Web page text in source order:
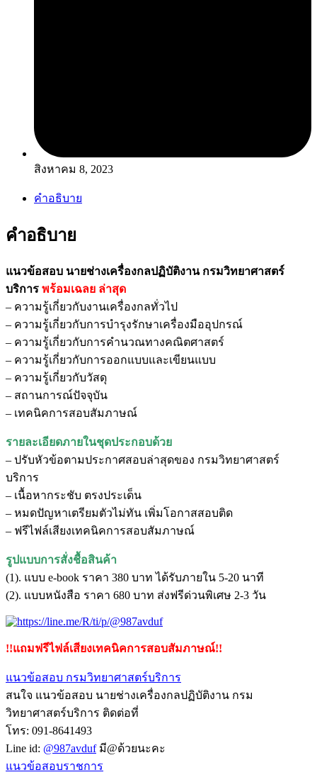
สิงหาคม 8, 2023
คำอธิบาย
คำอธิบาย
แนวข้อสอบ นายช่างเครื่องกลปฏิบัติงาน กรมวิทยาศาสตร์
บริการ พร้อมเฉลย ล่าสุด
– ความรู้เกี่ยวกับงานเครื่องกลทั่วไป
– ความรู้เกี่ยวกับการบำรุงรักษาเครื่องมืออุปกรณ์
– ความรู้เกี่ยวกับการคำนวณทางคณิตศาสตร์
– ความรู้เกี่ยวกับการออกแบบและเขียนแบบ
– ความรู้เกี่ยวกับวัสดุ
– สถานการณ์ปัจจุบัน
– เทคนิคการสอบสัมภาษณ์
รายละเอียดภายในชุดประกอบด้วย
– ปรับหัวข้อตามประกาศสอบล่าสุดของ กรมวิทยาศาสตร์
บริการ
– เนื้อหากระชับ ตรงประเด็น
– หมดปัญหาเตรียมตัวไม่ทัน เพิ่มโอกาสสอบติด
– ฟรีไฟล์เสียงเทคนิคการสอบสัมภาษณ์
รูปแบบการสั่งชื้อสินค้า
(1). แบบ e-book ราคา 380 บาท ได้รับภายใน 5-20 นาที
(2). แบบหนังสือ ราคา 680 บาท ส่งฟรีด่วนพิเศษ 2-3 วัน
!!แถมฟรีไฟล์เสียงเทคนิคการสอบสัมภาษณ์!!
แนวข้อสอบ กรมวิทยาศาสตร์บริการ
สนใจ แนวข้อสอบ นายช่างเครื่องกลปฏิบัติงาน กรม
วิทยาศาสตร์บริการ ติดต่อที่
โทร: 091-8641493
Line id: @987avdufมี@ด้วยนะคะ
แนวข้อสอบราชการ